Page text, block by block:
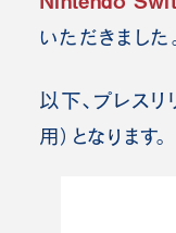
いただきました
以下、プレス
用）となります。